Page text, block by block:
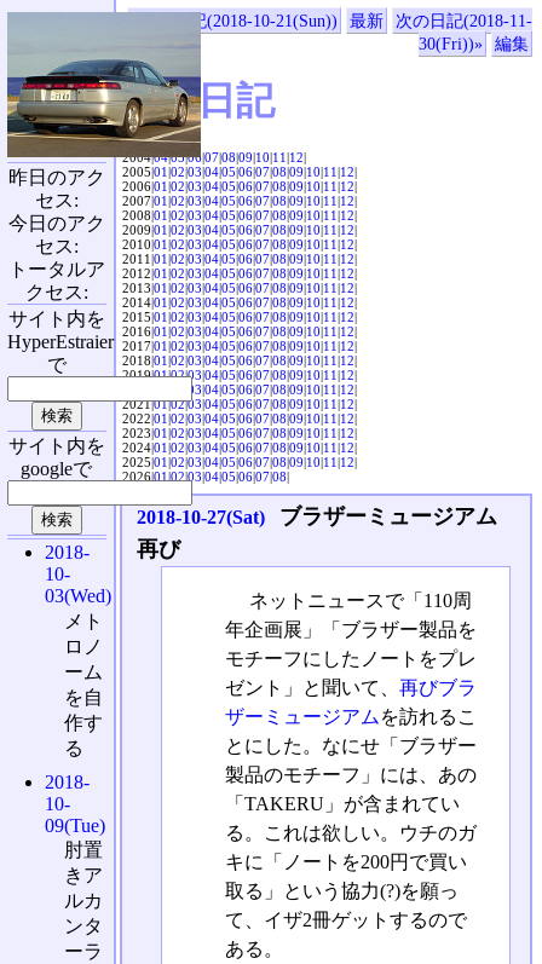
«前の日記(2018-10-21(Sun)) 最新
次の日記(2018-11-
30(Fri))»
編集
SVX日記
2004|04|05|06|07|08|09|10|11|12|
2005|01|02|03|04|05|06|07|08|09|10|11|12|
2006|01|02|03|04|05|06|07|08|09|10|11|12|
2007|01|02|03|04|05|06|07|08|09|10|11|12|
2008|01|02|03|04|05|06|07|08|09|10|11|12|
2009|01|02|03|04|05|06|07|08|09|10|11|12|
2010|01|02|03|04|05|06|07|08|09|10|11|12|
2011|01|02|03|04|05|06|07|08|09|10|11|12|
2012|01|02|03|04|05|06|07|08|09|10|11|12|
2013|01|02|03|04|05|06|07|08|09|10|11|12|
2014|01|02|03|04|05|06|07|08|09|10|11|12|
2015|01|02|03|04|05|06|07|08|09|10|11|12|
2016|01|02|03|04|05|06|07|08|09|10|11|12|
2017|01|02|03|04|05|06|07|08|09|10|11|12|
2018|01|02|03|04|05|06|07|08|09|10|11|12|
2019|01|02|03|04|05|06|07|08|09|10|11|12|
03|04|05|06|07|08|09|10|11|12|
2021|01|02|03|04|05|06|07|08|09|10|11|12|
2022|01|02|03|04|05|06|07|08|09|10|11|12|
2023|01|02|03|04|05|06|07|08|09|10|11|12|
2024|01|02|03|04|05|06|07|08|09|10|11|12|
2025|01|02|03|04|05|06|07|08|09|10|11|12|
2026|01|02|03|04|05|06|07|08|
2018-10-27(Sat)
ブラザーミュージアム
再び
ネットニュースで「110周
年企画展」「ブラザー製品を
モチーフにしたノートをプレ
ゼント」と聞いて、 再びブラ
ザーミュージアム を訪れるこ
とにした。なにせ「ブラザー
製品のモチーフ」には、あの
「TAKERU」が含まれてい
る。これは欲しい。ウチのガ
キに「ノートを200円で買い
取る」という協力(?)を願っ
て、イザ2冊ゲットするので
ある。
昨日のアク
セス:
今日のアク
セス:
トータルア
クセス:
サイト内を
HyperEstraier
で
サイト内を
googleで
2018-
10-
03(Wed)
メト
ロノ
ーム
を自
作す
る
2018-
10-
09(Tue)
肘置
きア
ルカ
ンタ
ーラ